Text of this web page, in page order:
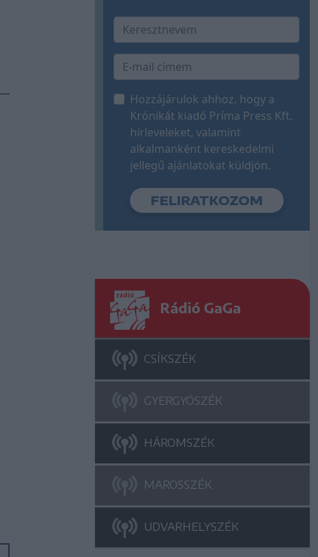
Hozzájárulok ahhoz, hogy a
Krónikát kiadó Príma Press Kft.
hírleveleket, valamint
alkalmanként kereskedelmi
jellegű ajánlatokat küldjön.
Rádió GaGa
CSÍKSZÉK
GYERGYÓSZÉK
HÁROMSZÉK
MAROSSZÉK
UDVARHELYSZÉK